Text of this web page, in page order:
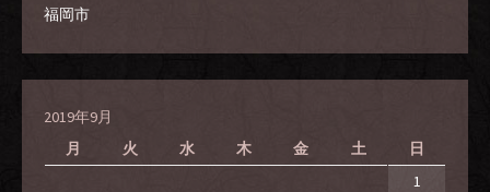
福岡市
2019年9月
月
火 水 木 金 土 日
1